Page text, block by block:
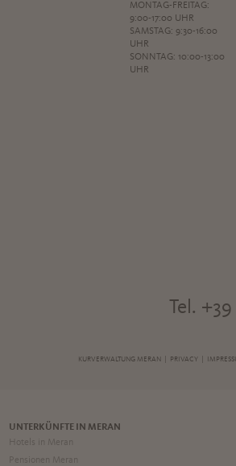
MONTAG-FREITAG:
9:00-17:00 UHR
SAMSTAG: 9:30-16:00
UHR
SONNTAG: 10:00-13:00
UHR
Tel.
KURVERWALTUNG MERAN | PRIVACY|
UNTERKÜNFTE IN MERAN
Hotels in Meran
Pensionen Meran